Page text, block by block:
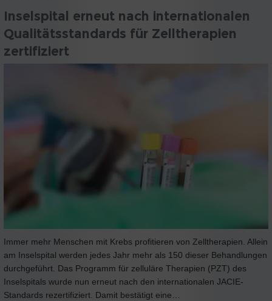
Inselspital erneut nach internationalen
Qualitätsstandards für Zelltherapien
zertifiziert
Immer mehr Menschen mit Krebs profitieren von Zelltherapien. Allein
am Inselspital werden jedes Jahr mehr als 150 dieser Behandlungen
durchgeführt. Das Programm für zelluläre Therapien (PZT) des
Inselspitals wurde nun erneut nach den internationalen JACIE-
Standards rezertifiziert. Damit bestätigt eine…